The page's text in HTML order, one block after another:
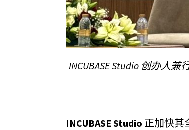
INCUBASE Studio 创办人
INCUBASE Studio 正加快其